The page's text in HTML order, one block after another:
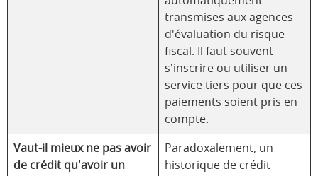
transmises aux agences
d'évaluation du risque
fiscal. Il faut souvent
s'inscrire ou utiliser un
service tiers pour que ces
paiements soient pris en
compte.
Vaut-il mieux ne pas avoir
de crédit qu'avoir un
Paradoxalement, un
historique de crédit